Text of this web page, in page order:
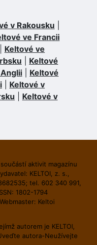
v Rakousku
ve Francii
Keltové ve
Keltové
Keltové
Keltové v
Keltové v
aktivit magazínu
KELTOI, z. s.,
tel. 602 340 991,
1802-1794
Keltoi
autorem je KELTOI
autora-Neuží­vejte